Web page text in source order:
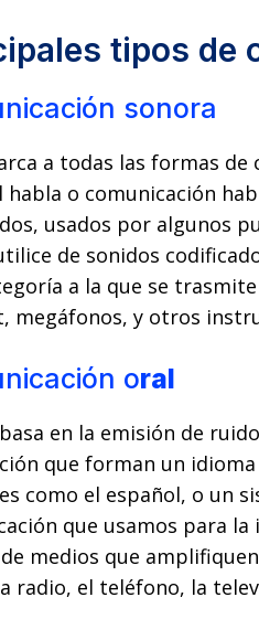
tipos de
sonora
a todas las formas
habla o comunicación
usados por algunos
de sonidos
a la que se
megáfonos, y otros
oral
en la emisión de
que forman un
como el español, o un
que usamos para
medios que
radio, el teléfono, la